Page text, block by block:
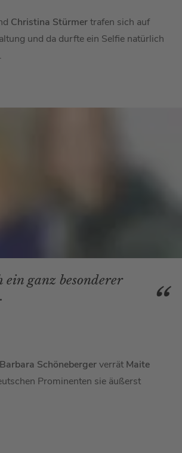
Christina Stürmertrafen sich auf
und da durfte ein Selfie natürlich
ein ganz besonderer
Barbara Schönebergerverrät Maite
Prominenten sie äußerst